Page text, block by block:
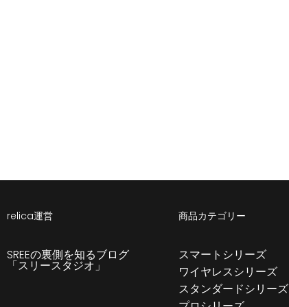
relica運営
SREEの裏側を知るブログ
「スリースタジオ」
商品カテゴリー
スマートシリーズ
ワイヤレスシリーズ
スタンダードシリーズ